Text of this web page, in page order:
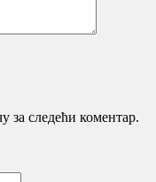
за следећи коментар.